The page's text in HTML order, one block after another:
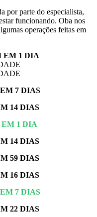
por parte do especialista,
funcionando. Oba nos
operações feitas em
EM 1 DIA
7 DIAS
14 DIAS
EM 1 DIA
14 DIAS
59 DIAS
16 DIAS
7 DIAS
22 DIAS